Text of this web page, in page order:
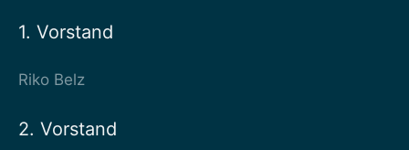
1. Vorstand
Riko Belz
2. Vorstand